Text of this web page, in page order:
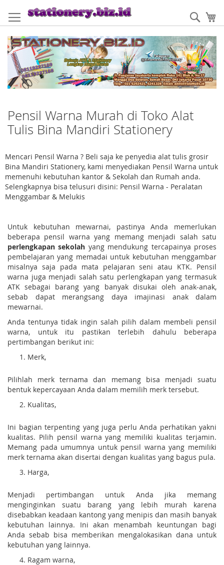
to
Content
Pensil Warna Murah di Toko Alat
Tulis Bina Mandiri Stationery
Mencari Pensil Warna ? Beli saja ke penyedia alat tulis grosir
Bina Mandiri Stationery, kami menyediakan Pensil Warna untuk
memenuhi kebutuhan kantor & Sekolah dan Rumah anda.
Selengkapnya bisa telusuri disini: Pensil Warna - Peralatan
Menggambar & Melukis
Untuk kebutuhan mewarnai, pastinya Anda memerlukan
beberapa pensil warna yang memang menjadi salah satu
perlengkapan sekolah yang mendukung tercapainya proses
pembelajaran yang memadai untuk kebutuhan menggambar
misalnya saja pada mata pelajaran seni atau KTK. Pensil
warna juga menjadi salah satu perlengkapan yang termasuk
ATK sebagai barang yang banyak disukai oleh anak-anak,
sebab dapat merangsang daya imajinasi anak dalam
mewarnai.
Anda tentunya tidak ingin salah pilih dalam membeli pensil
warna, untuk itu pastikan terlebih dahulu beberapa
pertimbangan berikut ini:
Merk,
Pilihlah merk ternama dan memang bisa menjadi suatu
bentuk kepercayaan Anda dalam memilih merk tersebut.
Kualitas,
Ini bagian terpenting yang juga perlu Anda perhatikan yakni
kualitas. Pilih pensil warna yang memiliki kualitas terjamin.
Memang pada umumnya untuk pensil warna yang memiliki
merk ternama akan disertai dengan kualitas yang bagus pula.
Harga,
Menjadi pertimbangan untuk Anda jika memang
menginginkan suatu barang yang lebih murah karena
disebabkan keadaan kantong yang menipis dan masih banyak
kebutuhan lainnya. Ini akan menambah keuntungan bagi
Anda sebab bisa memberikan mengalokasikan dana untuk
kebutuhan yang lainnya.
Ragam warna,